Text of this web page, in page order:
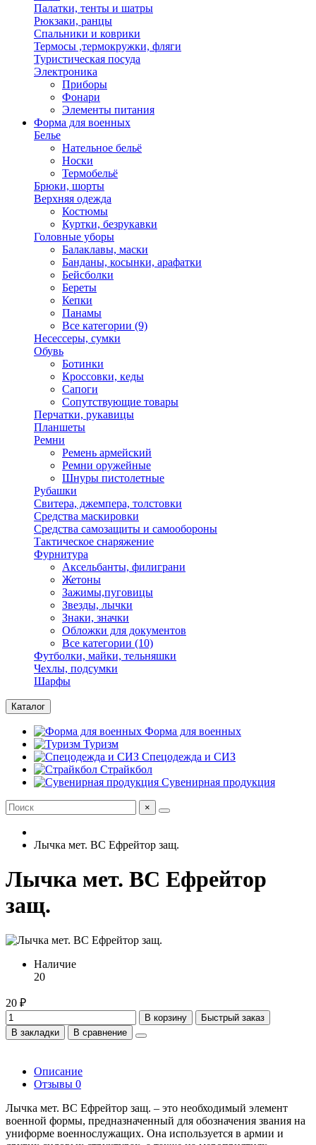
Палатки, тенты и шатры
Рюкзаки, ранцы
Спальники и коврики
Термосы ,термокружки, фляги
Туристическая посуда
Электроника
Приборы
Фонари
Элементы питания
Форма для военных
Белье
Нательное бельё
Носки
Термобельё
Брюки, шорты
Верхняя одежда
Костюмы
Куртки, безрукавки
Головные уборы
Балаклавы, маски
Банданы, косынки, арафатки
Бейсболки
Береты
Кепки
Панамы
Все категории (9)
Несессеры, сумки
Обувь
Ботинки
Кроссовки, кеды
Сапоги
Сопутствующие товары
Перчатки, рукавицы
Планшеты
Ремни
Ремень армейский
Ремни оружейные
Шнуры пистолетные
Рубашки
Свитера, джемпера, толстовки
Средства маскировки
Средства самозащиты и самообороны
Тактическое снаряжение
Фурнитура
Аксельбанты, филиграни
Жетоны
Зажимы,пуговицы
Звезды, лычки
Знаки, значки
Обложки для документов
Все категории (10)
Футболки, майки, тельняшки
Чехлы, подсумки
Шарфы
Каталог
Форма для военных
Туризм
Спецодежда и СИЗ
Страйкбол
Сувенирная продукция
×
Лычка мет. ВС Ефрейтор защ.
Лычка мет. ВС Ефрейтор
защ.
Наличие
20
20 ₽
В корзину
Быстрый заказ
В закладки
В сравнение
Описание
Отзывы 0
Лычка мет. ВС Ефрейтор защ. – это необходимый элемент
военной формы, предназначенный для обозначения звания на
униформе военнослужащих. Она используется в армии и